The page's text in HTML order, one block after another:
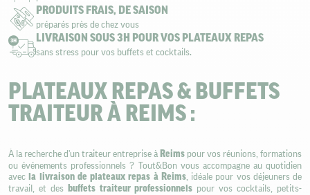
PRODUITS FRAIS, DE SAISON
préparés près de chez vous
LIVRAISON SOUS 3H POUR VOS PLATEAUX REPAS
sans stress pour vos buffets et cocktails.
PLATEAUX REPAS & BUFFETS
TRAITEUR À REIMS :
À la recherche d'un traiteur entreprise à Reims pour vos réunions, formations
ou événements professionnels ? Tout&Bon vous accompagne au quotidien
avec la livraison de plateaux repas à Reims, idéale pour vos déjeuners de
travail, et des buffets traiteur professionnels pour vos cocktails, petits-